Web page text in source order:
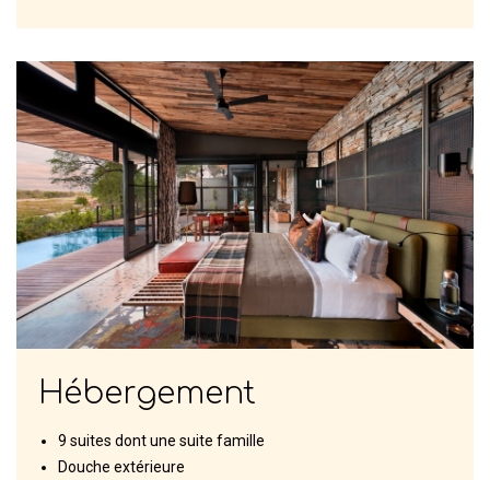
Hébergement
9 suites dont une suite famille
Douche extérieure